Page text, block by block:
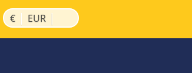
€ | EUR |